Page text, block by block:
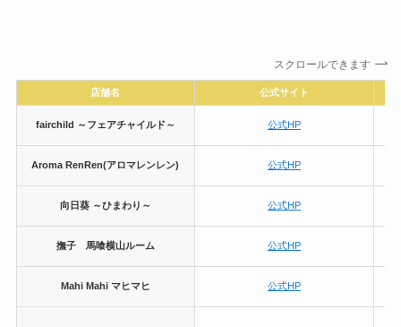
スクロールできます
店舗名 公式サイト
fairchild ～フェアチャイルド～ 公式HP
Aroma RenRen(アロマレンレン) 公式HP
向日葵 ～ひまわり～ 公式HP
撫子 馬喰横山ルーム 公式HP
Mahi Mahi マヒマヒ 公式HP